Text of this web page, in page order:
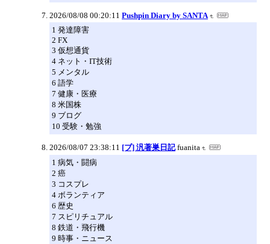
2026/08/08 00:20:11 Pushpin Diary by SANTA
1 発達障害
2 FX
3 仮想通貨
4 ネット・IT技術
5 メンタル
6 語学
7 健康・医療
8 米国株
9 ブログ
10 受験・勉強
2026/08/07 23:38:11 [ブ] 汎著巣日記 fuanita
1 病気・闘病
2 癌
3 コスプレ
4 ボランティア
6 歴史
7 スピリチュアル
8 鉄道・飛行機
9 時事・ニュース